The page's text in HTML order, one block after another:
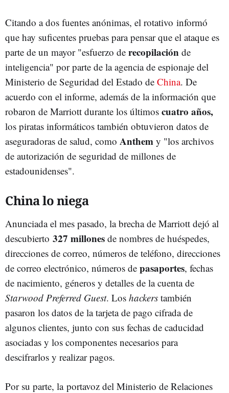
Citando a dos fuentes anónimas, el rotativo informó
que hay suficentes pruebas para pensar que el ataque es
parte de un mayor "esfuerzo de recopilación de
inteligencia" por parte de la agencia de espionaje del
Ministerio de Seguridad del Estado de China. De
acuerdo con el informe, además de la información que
robaron de Marriott durante los últimos cuatro años,
los piratas informáticos también obtuvieron datos de
aseguradoras de salud, como Anthem y "los archivos
de autorización de seguridad de millones de
estadounidenses".
China lo niega
Anunciada el mes pasado, la brecha de Marriott dejó al
descubierto 327 millones de nombres de huéspedes,
direcciones de correo, números de teléfono, direcciones
de correo electrónico, números de pasaportes, fechas
de nacimiento, géneros y detalles de la cuenta de
Starwood Preferred Guest. Los hackers también
pasaron los datos de la tarjeta de pago cifrada de
algunos clientes, junto con sus fechas de caducidad
asociadas y los componentes necesarios para
descifrarlos y realizar pagos.
Por su parte, la portavoz del Ministerio de Relaciones